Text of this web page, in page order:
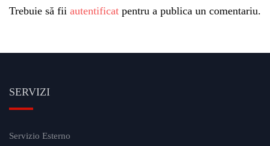
Trebuie să fii autentificat pentru a publica un comentariu.
SERVIZI
Servizio Esterno